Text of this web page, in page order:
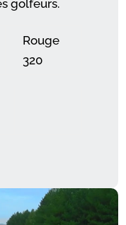
golfeurs.
Rouge
320